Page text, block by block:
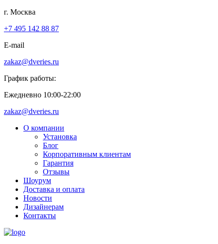
г. Москва
+7 495 142 88 87
E-mail
zakaz@dveries.ru
График работы:
Ежедневно 10:00-22:00
zakaz@dveries.ru
О компании
Установка
Блог
Корпоративным клиентам
Гарантия
Отзывы
Шоурум
Доставка и оплата
Новости
Дизайнерам
Контакты